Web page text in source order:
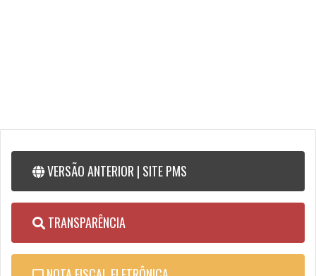
VERSÃO ANTERIOR | SITE PMS
TRANSPARÊNCIA